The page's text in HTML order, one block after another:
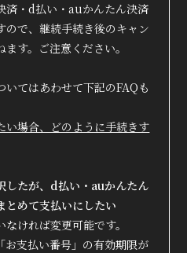
クラブ
ログイン
済・d払い・auかんたん決済
ので、継続手続き後のキャン
す。ご注意ください。
いてはあわせて下記のFAQも
い場合、どのように手続きす
たが、d払い・auかんたん
とめて支払いにしたい
ければ変更可能です。
お支払い番号」の有効期限が